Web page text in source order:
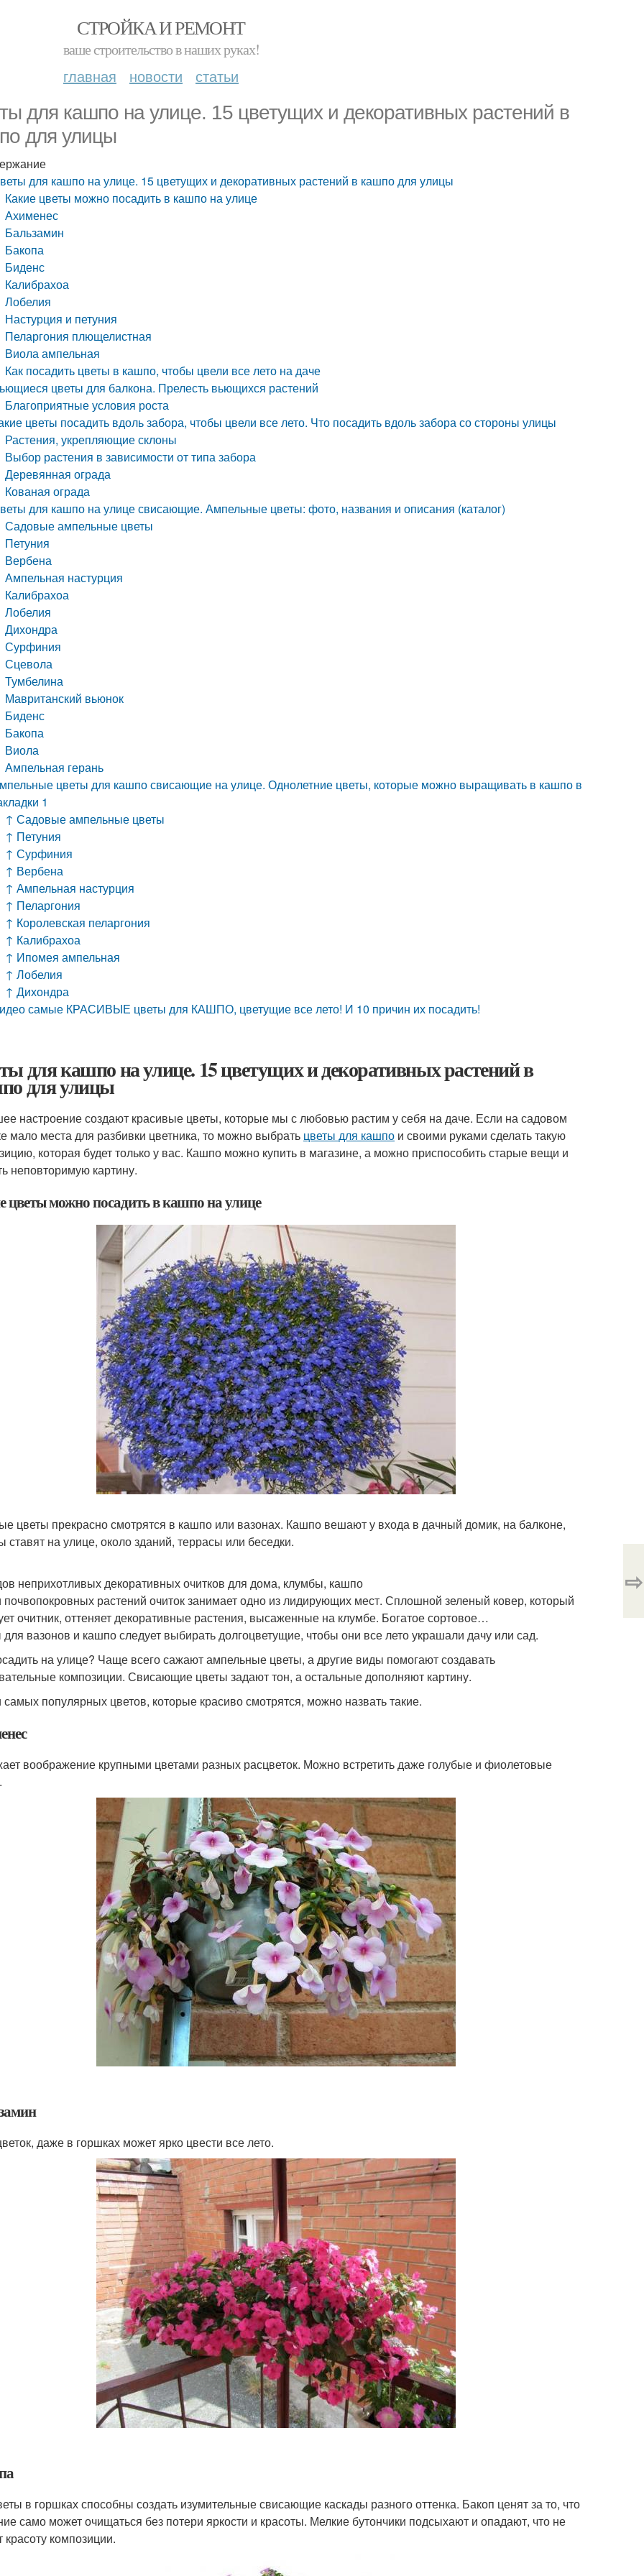
СТРОЙКА И РЕМОНТ
ваше строительство в наших руках!
главная новости статьи
для кашпо на улице. 15 цветущих и декоративных растений в
для улицы
для кашпо на улице. 15 цветущих и декоративных растений в кашпо для улицы
Какие цветы можно посадить в кашпо на улице
Ахименес
Бальзамин
Бакопа
Биденс
Калибрахоа
Лобелия
Настурция и петуния
Пеларгония плющелистная
Виола ампельная
Как посадить цветы в кашпо, чтобы цвели все лето на даче
цветы для балкона. Прелесть вьющихся растений
Благоприятные условия роста
цветы посадить вдоль забора, чтобы цвели все лето. Что посадить вдоль забора со стороны улицы
Растения, укрепляющие склоны
Выбор растения в зависимости от типа забора
Деревянная ограда
Кованая ограда
для кашпо на улице свисающие. Ампельные цветы: фото, названия и описания (каталог)
Садовые ампельные цветы
Петуния
Вербена
Ампельная настурция
Калибрахоа
Лобелия
Дихондра
Сурфиния
Сцевола
Тумбелина
Мавританский вьюнок
Биденс
Бакопа
Виола
Ампельная герань
цветы для кашпо свисающие на улице. Однолетние цветы, которые можно выращивать в кашпо в
1
↑ Садовые ампельные цветы
↑ Петуния
↑ Сурфиния
↑ Вербена
↑ Ампельная настурция
↑ Пеларгония
↑ Королевская пеларгония
↑ Калибрахоа
↑ Ипомея ампельная
↑ Лобелия
↑ Дихондра
самые КРАСИВЫЕ цветы для КАШПО, цветущие все лето! И 10 причин их посадить!
для кашпо на улице. 15 цветущих и декоративных растений в
для улицы
настроение создают красивые цветы, которые мы с любовью растим у себя на даче. Если на садовом
мало места для разбивки цветника, то можно выбрать цветы для кашпо и своими руками сделать такую
которая будет только у вас. Кашпо можно купить в магазине, а можно приспособить старые вещи и
неповторимую картину.
цветы можно посадить в кашпо на улице
цветы прекрасно смотрятся в кашпо или вазонах. Кашпо вешают у входа в дачный домик, на балконе,
ставят на улице, около зданий, террасы или беседки.
неприхотливых декоративных очитков для дома, клумбы, кашпо
растений очиток занимает одно из лидирующих мест. Сплошной зеленый ковер, который
очитник, оттеняет декоративные растения, высаженные на клумбе. Богатое сортовое…
вазонов и кашпо следует выбирать долгоцветущие, чтобы они все лето украшали дачу или сад.
на улице? Чаще всего сажают ампельные цветы, а другие виды помогают создавать
композиции. Свисающие цветы задают тон, а остальные дополняют картину.
популярных цветов, которые красиво смотрятся, можно назвать такие.
воображение крупными цветами разных расцветок. Можно встретить даже голубые и фиолетовые
даже в горшках может ярко цвести все лето.
в горшках способны создать изумительные свисающие каскады разного оттенка. Бакоп ценят за то, что
само может очищаться без потери яркости и красоты. Мелкие бутончики подсыхают и опадают, что не
красоту композиции.
⇨